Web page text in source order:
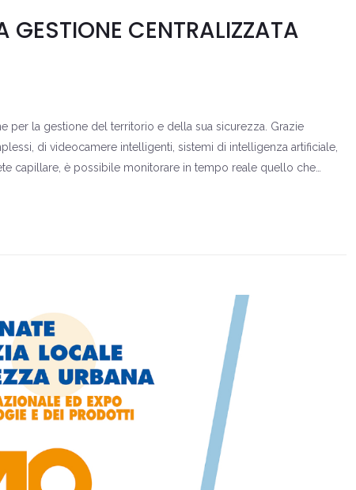
GESTIONE CENTRALIZZATA
per la gestione del territorio e della sua sicurezza. Grazie
di videocamere intelligenti, sistemi di intelligenza artificiale,
capillare, è possibile monitorare in tempo reale quello che…